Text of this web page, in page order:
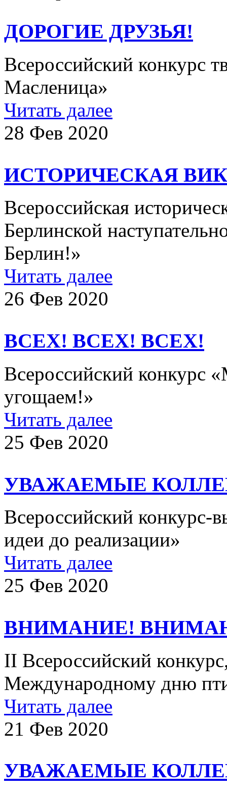
ДОРОГИЕ ДРУЗЬЯ!
Всероссийский конкурс
Масленица»
Читать далее
28 Фев 2020
ИСТОРИЧЕСКАЯ
Всероссийская
Берлинской
Берлин!»
Читать далее
26 Фев 2020
ВСЕХ! ВСЕХ! ВСЕХ!
Всероссийский конкурс
угощаем!»
Читать далее
25 Фев 2020
УВАЖАЕМЫЕ
Всероссийский конкурс-
идеи до реализации»
Читать далее
25 Фев 2020
ВНИМАНИЕ!
II Всероссийский
Международному дню
Читать далее
21 Фев 2020
УВАЖАЕМЫЕ